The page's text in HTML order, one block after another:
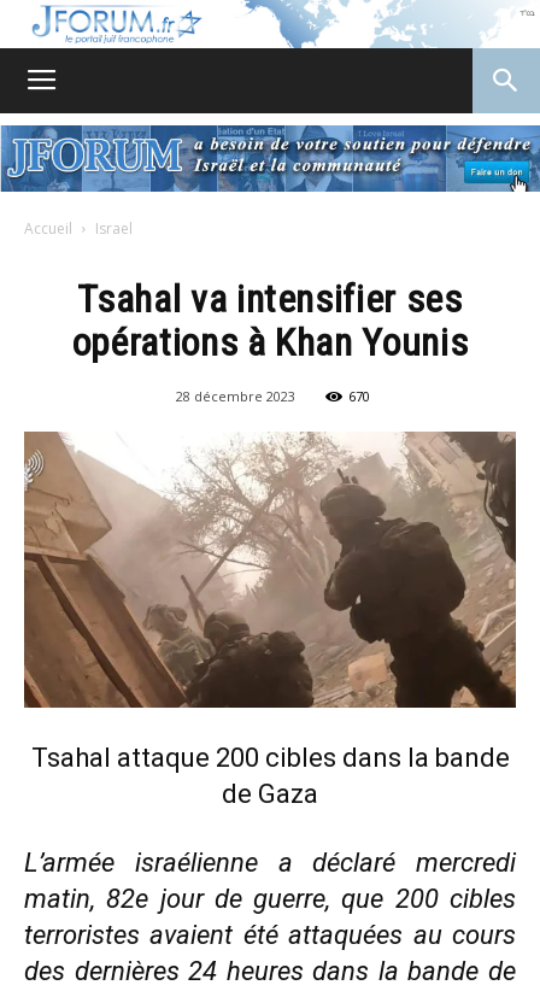
Accueil Israel
Tsahal va intensifier ses
opérations à Khan Younis
28 décembre 2023 670
Tsahal attaque 200 cibles dans la bande
de Gaza
L’armée israélienne a déclaré mercredi
matin, 82e jour de guerre, que 200 cibles
terroristes avaient été attaquées au cours
des dernières 24 heures dans la bande de